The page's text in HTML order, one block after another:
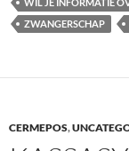
ZWANGERSCHAP
CERMEPOS,